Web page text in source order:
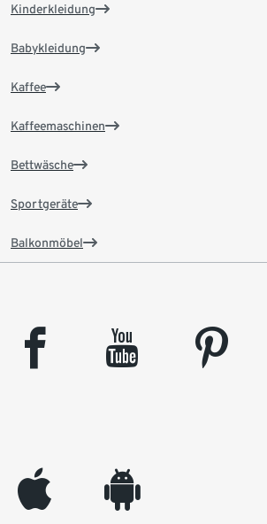
Kinderkleidung
Babykleidung
Kaffee
Kaffeemaschinen
Bettwäsche
Sportgeräte
Balkonmöbel
facebook youtube pinterest
appleinc android